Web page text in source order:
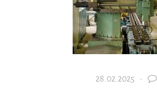
28.02.2025 ·